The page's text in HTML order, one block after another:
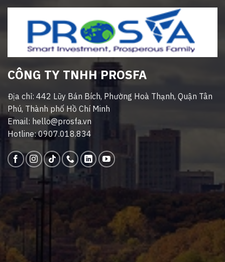
CÔNG TY TNHH PROSFA
Địa chỉ: 442 Lũy Bán Bích, Phường Hoà Thạnh, Quận Tân
Phú, Thành phố Hồ Chí Minh
Email: hello@prosfa.vn
Hotline: 0907.018.834